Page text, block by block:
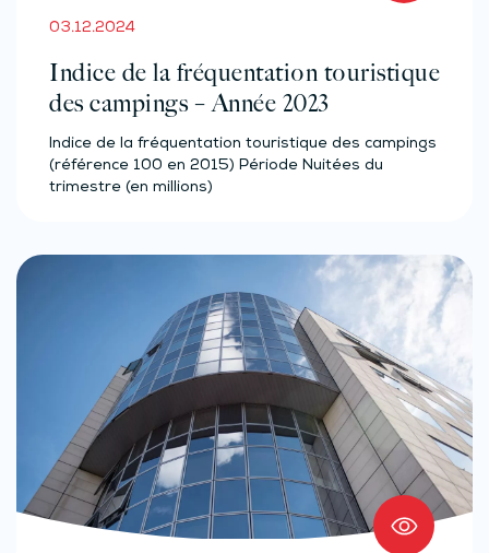
03.12.2024
Indice de la fréquentation touristique
des campings – Année 2023
Indice de la fréquentation touristique des campings
(référence 100 en 2015) Période Nuitées du
trimestre (en millions)